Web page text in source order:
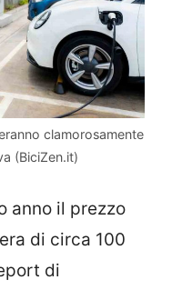
clamorosamente
(BiciZen.it)
anno il prezzo
di circa 100
di